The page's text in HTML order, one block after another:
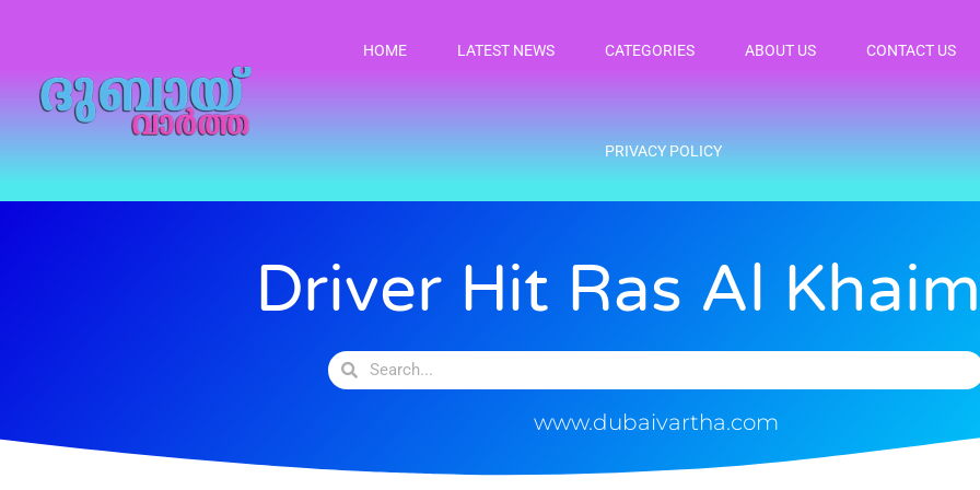
HOME LATEST NEWS CATEGORIES ABOUT US CONTACT US
PRIVACY POLICY
Driver Hit Ras Al
www.dubaivartha.com